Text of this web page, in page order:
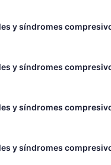
y síndromes
y síndromes
y síndromes
y síndromes